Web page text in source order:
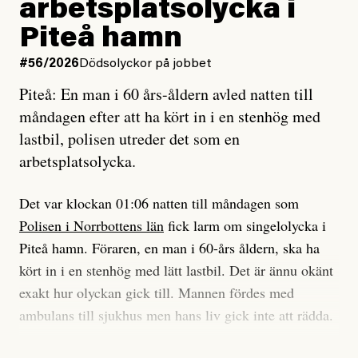
tidning?
Vad är bra journalistik?
Ett försök till korta svar som jag hoppas kan förtydliga
för Kuhn och Sassarinis-McGowan och andra hur jag
som chefredaktör ser på Dagens ETC:s uppdrag och
roll.
Vi skriver för våra läsare som vill bli informerade,
överraskade, bekräftade, utmanade – och som kräver
att vi granskar allt och alla.
Vi är som sagt en röd, grön och oberoende tidning.
Det betyder en annan journalistik än vad du hittar i
enligt uråldrig metod
och lade min sista ungdom
på att laga en gammal bod.
Jag sökte ljuset och meningen,
efter det som var rent, rätt och sant,
och aldrig såg jag det klarare än
när jag ombord på bussen hjälpte en tant.
#23/2026Intervjun
Jesper Lundby: ”Livet i sig
är ganska politiskt”
arbetsplatsolycka i
Piteå hamn
#56/2026 Dödsolyckor på jobbet
Piteå: En man i 60 års-åldern avled natten till
måndagen efter att ha kört in i en stenhög med
lastbil, polisen utreder det som en
arbetsplatsolycka.
Det var klockan 01:06 natten till måndagen som
Polisen i Norrbottens län fick larm om singelolycka i
Piteå hamn. Föraren, en man i 60-års åldern, ska ha
kört in i en stenhög med lätt lastbil. Det är ännu okänt
exakt hur olyckan gick till. Mannen fördes med
ambulans till sjukhus men hans liv gick inte att rädda.